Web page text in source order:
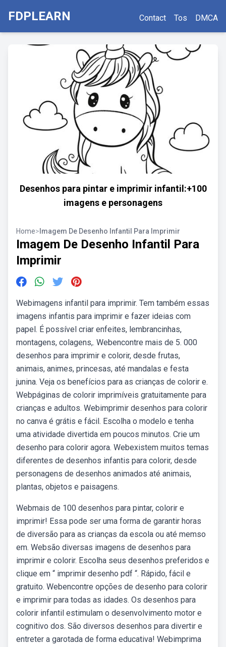
FDPLEARN Contact Tos DMCA
Desenhos para pintar e imprimir infantil:+100
imagens e personagens
Home> Imagem De Desenho Infantil Para Imprimir
Imagem De Desenho Infantil Para
Imprimir
Webimagens infantil para imprimir. Tem também essas
imagens infantis para imprimir e fazer ideias com
papel. É possível criar enfeites, lembrancinhas,
montagens, colagens,. Webencontre mais de 5. 000
desenhos para imprimir e colorir, desde frutas,
animais, animes, princesas, até mandalas e festa
junina. Veja os benefícios para as crianças de colorir e.
Webpáginas de colorir imprimíveis gratuitamente para
crianças e adultos. Webimprimir desenhos para colorir
no canva é grátis e fácil. Escolha o modelo e tenha
uma atividade divertida em poucos minutos. Crie um
desenho para colorir agora. Webexistem muitos temas
diferentes de desenhos infantis para colorir, desde
personagens de desenhos animados até animais,
plantas, objetos e paisagens.
Webmais de 100 desenhos para pintar, colorir e
imprimir! Essa pode ser uma forma de garantir horas
de diversão para as crianças da escola ou até memso
em. Websão diversas imagens de desenhos para
imprimir e colorir. Escolha seus desenhos preferidos e
clique em “ imprimir desenho pdf “. Rápido, fácil e
gratuito. Webencontre opções de desenho para colorir
e imprimir para todas as idades. Os desenhos para
colorir infantil estimulam o desenvolvimento motor e
cognitivo dos. São diversos desenhos para divertir e
entreter a garotada de forma educativa! Webimprima